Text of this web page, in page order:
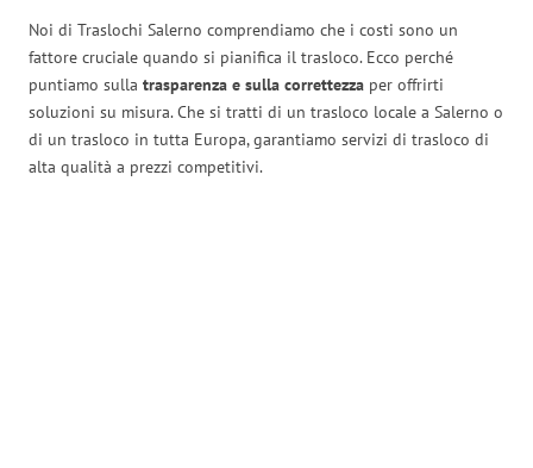
Noi di Traslochi Salerno comprendiamo che i costi sono un
fattore cruciale quando si pianifica il trasloco. Ecco perché
puntiamo sulla trasparenza e sulla correttezza per offrirti
soluzioni su misura. Che si tratti di un trasloco locale a Salerno o
di un trasloco in tutta Europa, garantiamo servizi di trasloco di
alta qualità a prezzi competitivi.